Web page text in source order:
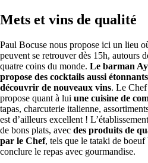
Mets et vins de qualité
Paul Bocuse nous propose ici un lieu
peuvent se retrouver dès 15h, autours
quatre coins du monde. Le barman
propose des cocktails aussi
découvrir de nouveaux vins. Le
propose quant à lui une cuisine de
tapas, charcuterie italienne,
est d’ailleurs excellent !
de bons plats, avec des produits de
par le Chef, tels que le tataki de
conclure le repas avec gourmandise.